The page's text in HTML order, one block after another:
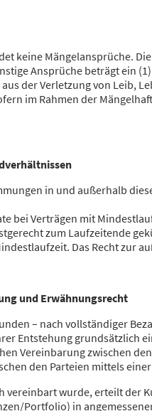
keine Mängelansprüche.
Ansprüche beträgt ein
der Verletzung von Leib,
im Rahmen der
in und außerhalb
bei Verträgen mit
zum Laufzeitende
Das Recht zur
und Erwähnungsrecht
– nach vollständiger
Entstehung grundsätzlich
Vereinbarung zwischen
den Parteien mittels
vereinbart wurde, erteilt der
Portfolio) in